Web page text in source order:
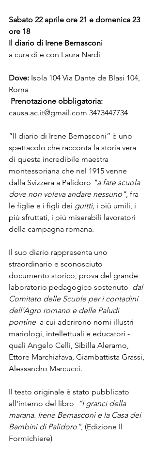
Sabato 22 aprile ore 21 e domenica 23
ore 18
Il diario di Irene Bernasconi
a cura di e con Laura Nardi
Dove: Isola 104 Via Dante de Blasi 104,
Roma
Prenotazione obbligatoria:
causa.ac.it@gmail.com 3473447734
“Il diario di Irene Bernasconi” è uno
spettacolo che racconta la storia vera
di questa incredibile maestra
montessoriana che nel 1915 venne
dalla Svizzera a Palidoro "a fare scuola
dove non voleva andare nessuno", fra
le figlie e i figli dei guitti, i più umili, i
più sfruttati, i più miserabili lavoratori
della campagna romana.
Il suo diario rappresenta uno
straordinario e sconosciuto
documento storico, prova del grande
laboratorio pedagogico sostenuto dal
Comitato delle Scuole per i contadini
dell’Agro romano e delle Paludi
pontine
  a cui aderirono nomi illustri -
mariologi, intellettuali e educatori -
quali Angelo Celli, Sibilla Aleramo,
Ettore Marchiafava, Giambattista Grassi,
Alessandro Marcucci.
Il testo originale è stato pubblicato
all'interno del libro
“I granci della
marana. Irene Bernasconi e la Casa dei
Bambini di Palidoro”, (Edizione Il
Formichiere)